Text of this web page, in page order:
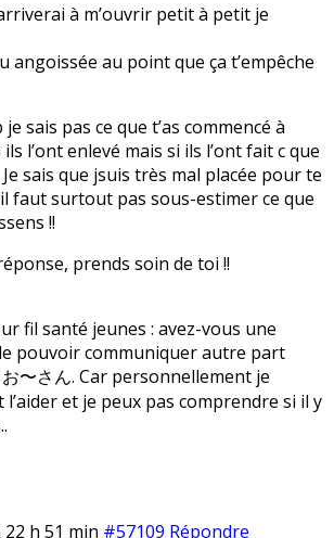
à m’ouvrir petit à petit je
angoissée au point que ça t’empêche
sais pas ce que t’as commencé à
l’ont enlevé mais si ils l’ont fait c que
sais que jsuis très mal placée pour te
faut surtout pas sous-estimer ce que
!!
prends soin de toi !!
fil santé jeunes : avez-vous une
pouvoir communiquer autre part
お〜さん. Car personnellement je
et je peux pas comprendre si il y
22 h 51 min #57109 Répondre